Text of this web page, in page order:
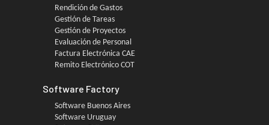
Rendición de Gastos
Gestión de Tareas
Gestión de Proyectos
Evaluación de Personal
Factura Electrónica CAE
Remito Electrónico COT
Software Factory
Software Buenos Aires
Software Uruguay